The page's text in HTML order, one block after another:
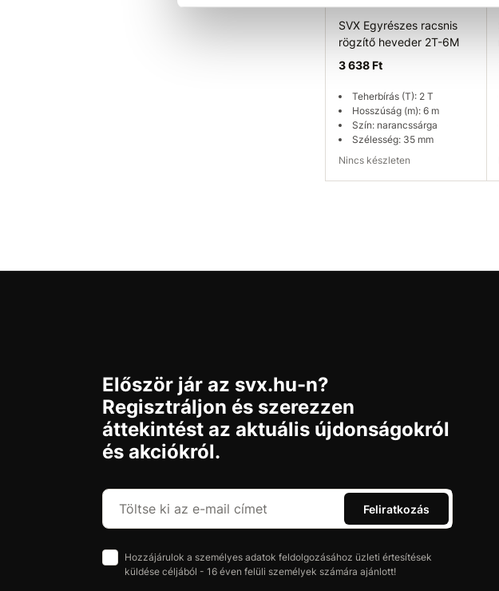
SVX Egyrészes racsnis
rögzítő heveder 2T-6M
3 638 Ft
Teherbírás (T): 2 T
Hosszúság (m): 6 m
Szín: narancssárga
Szélesség: 35 mm
Nincs készleten
Először jár az svx.hu-n?
Regisztráljon és szerezzen
áttekintést az aktuális újdonságokról
és akciókról.
Feliratkozás
Hozzájárulok a személyes adatok feldolgozásához üzleti értesítések
küldése céljából - 16 éven felüli személyek számára ajánlott!